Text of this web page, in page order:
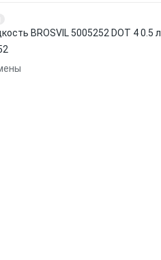
BROSVIL 5005252 DOT 4 0.5 л